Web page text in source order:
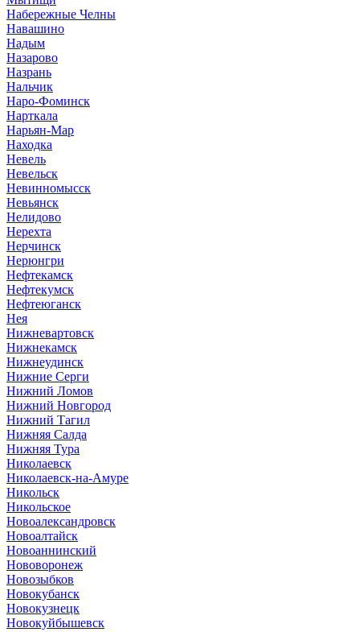
Набережные Челны
Навашино
Надым
Назарово
Назрань
Нальчик
Наро-Фоминск
Нарткала
Нарьян-Мар
Находка
Невель
Невельск
Невинномысск
Невьянск
Нелидово
Нерехта
Нерчинск
Нерюнгри
Нефтекамск
Нефтекумск
Нефтеюганск
Нея
Нижневартовск
Нижнекамск
Нижнеудинск
Нижние Серги
Нижний Ломов
Нижний Новгород
Нижний Тагил
Нижняя Салда
Нижняя Тура
Николаевск
Николаевск-на-Амуре
Никольск
Никольское
Новоалександровск
Новоалтайск
Новоаннинский
Нововоронеж
Новозыбков
Новокубанск
Новокузнецк
Новокуйбышевск